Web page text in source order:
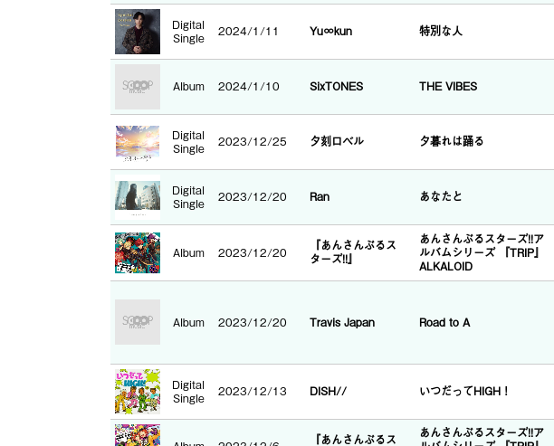
Digital
Single
2024/1/11 Yu∞kun 特別な人
Album 2024/1/10 SixTONES THE VIBES
Digital
Single
2023/12/25 夕刻ロベル 夕暮れは踊る
Digital
Single
2023/12/20 Ran あなたと
Album 2023/12/20
『あんさんぶるス
ターズ!!』
あんさんぶるスターズ!!ア
ルバムシリーズ 『TRIP』
ALKALOID
Album 2023/12/20 Travis Japan Road to A
Digital
Single
2023/12/13 DISH// いつだってHIGH！
『あんさんぶるス
あんさんぶるスターズ!!ア